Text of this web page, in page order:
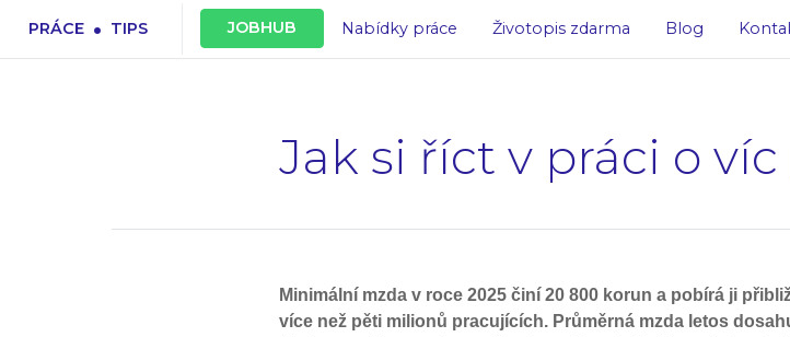
PRÁCE . TIPS JOBHUB Nabídky práce Životopis zdarma Blog
Jak si říct v práci o
Minimální mzda v roce 2025 činí 20 800 korun a pobírá ji
více než pěti milionů pracujících. Průměrná mzda letos